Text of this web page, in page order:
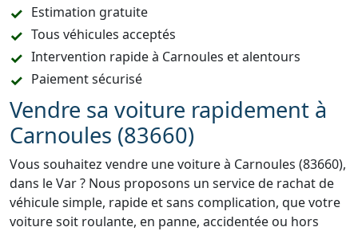
Estimation gratuite
Tous véhicules acceptés
Intervention rapide à Carnoules et alentours
Paiement sécurisé
Vendre sa voiture rapidement à
Carnoules (83660)
Vous souhaitez vendre une voiture à Carnoules (83660),
dans le Var ? Nous proposons un service de rachat de
véhicule simple, rapide et sans complication, que votre
voiture soit roulante, en panne, accidentée ou hors